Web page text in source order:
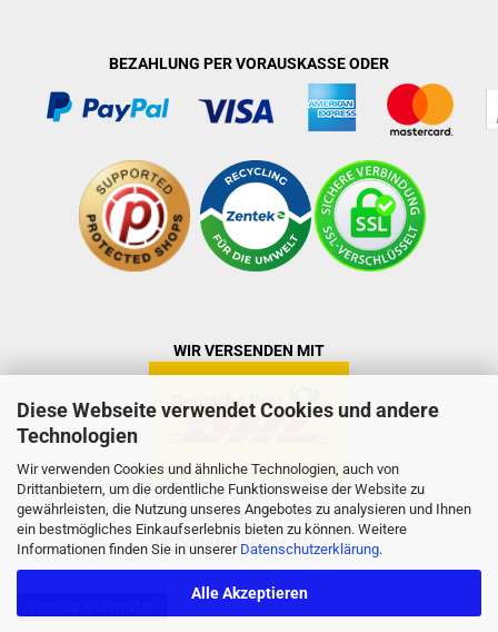
Diese Webseite verwendet Cookies und andere
Technologien
Wir verwenden Cookies und ähnliche Technologien, auch von
Drittanbietern, um die ordentliche Funktionsweise der Website zu
gewährleisten, die Nutzung unseres Angebotes zu analysieren und Ihnen
ein bestmögliches Einkaufserlebnis bieten zu können. Weitere
Informationen finden Sie in unserer Datenschutzerklärung.
Alle Akzeptieren
BEZAHLUNG PER VORAUSKASSE ODER
WIR VERSENDEN MIT
ODER
VERSANDKOSTEN SPAREN
ABHOLUNG DIREKT BEI UNS